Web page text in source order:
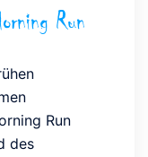
Run
Run
des